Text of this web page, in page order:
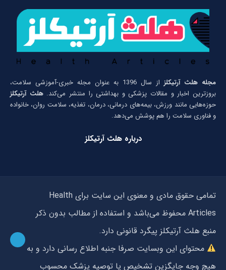
مجله هلث آرتیکلز
از سال 1396 به عنوان مجله خبری-آموزشی سلامت،
بروزترین اخبار و مقالات پزشکی و بهداشتی را منتشر می‌کند.هلث آرتیکلز
حوزه‌هایی مانند ورزش، بیمه‌های درمانی، درمان، تغذیه، سلامت روان، خانواده
و فناوری سلامت را هم پوشش می‌دهد.
درباره هلث آرتیکلز
تمامی حقوق مادی و معنوی این سایت برای Health
Articles محفوظ می‌باشد و استفاده از مطالب بدون ذکر
منبع هلث آرتیکلز پیگرد قانونی دارد.
محتوای این وبسایت صرفا جنبه اطلاع رسانی دارد و به
هیچ وجه جایگزین تشخیص یا توصیه پزشک محسوب